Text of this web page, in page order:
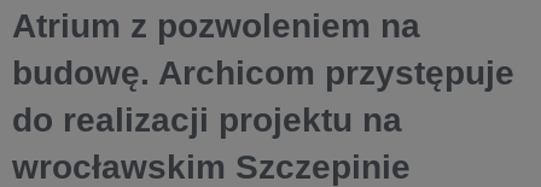
Atrium z pozwoleniem na
budowę. Archicom przystępuje
do realizacji projektu na
wrocławskim Szczepinie